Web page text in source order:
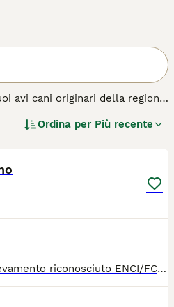
avi cani originari della regione
che da famiglia.
Ordina per Più recente
In data 26 luglio 2026, presso l'allevamento riconosciuto ENCI/FCI Of Mistral's Kiss, in provincia di Pistoia, è nata una cucciolata di pastore australiano. Da mamma Urania e papà Spike sono nati 8 stupendi cuccioli. Abbiamo: -2 femmine blue merle -1 maschio blue merle -3 femmine rosse tricolore -2 maschi rosso tricolore. Tutti i cuccioli hanno la coda lunga. I cuccioli saranno consegnati a partire dal 60esimo giorno di vita con vaccino, 3 sverminazioni, microchip ed iscrizione all'anagrafe canina, visita oculistica specialistica, puppy kit, certificato di buona salute, fattura e pedigree ENCI. I genitori sono testati per la displasia di anca e gomito con risultati ufficiali, esenti dalle principali patologie genetiche di razza. Maggiori informazioni SOLO telefonicamente. Prezzi da 1000 a 1500 euro.